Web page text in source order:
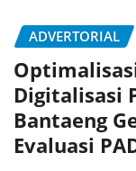
ADVERTORIAL
Digitalisasi
Bantaeng
Evaluasi